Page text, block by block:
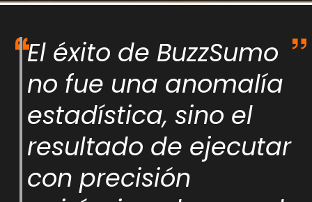
El éxito de BuzzSumo
no fue una anomalía
estadística, sino el
resultado de ejecutar
con precisión